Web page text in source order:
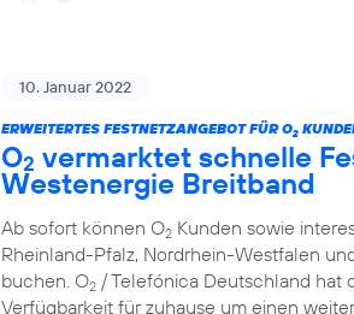
10. Januar 2022
ERWEITERTES FESTNETZANGEBOT FÜR O2
O2 vermarktet schnelle
Westenergie Breitband
Ab sofort können O2 Kunden sowie
Rheinland-Pfalz, Nordrhein-Westfalen
buchen. O2 / Telefónica Deutschland hat
Verfügbarkeit für zuhause um einen